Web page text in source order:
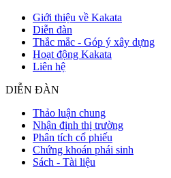
Giới thiệu về Kakata
Diễn đàn
Thắc mắc - Góp ý xây dựng
Hoạt động Kakata
Liên hệ
DIỄN ĐÀN
Thảo luận chung
Nhận định thị trường
Phân tích cổ phiếu
Chứng khoán phái sinh
Sách - Tài liệu